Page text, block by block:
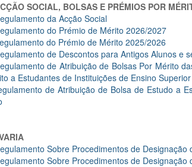
SOCIAL, BOLSAS E PRÉMIOS POR
da Acção Social
do Prémio de Mérito 2026/2027
do Prémio de Mérito 2025/2026
de Descontos para Antigos Alunos e
de Atribuição de Bolsas Por Mérito
a Estudantes de Instituições de Ensino
de Atribuição de Bolsa de Estudo a
Sobre Procedimentos de
Sobre Procedimentos de